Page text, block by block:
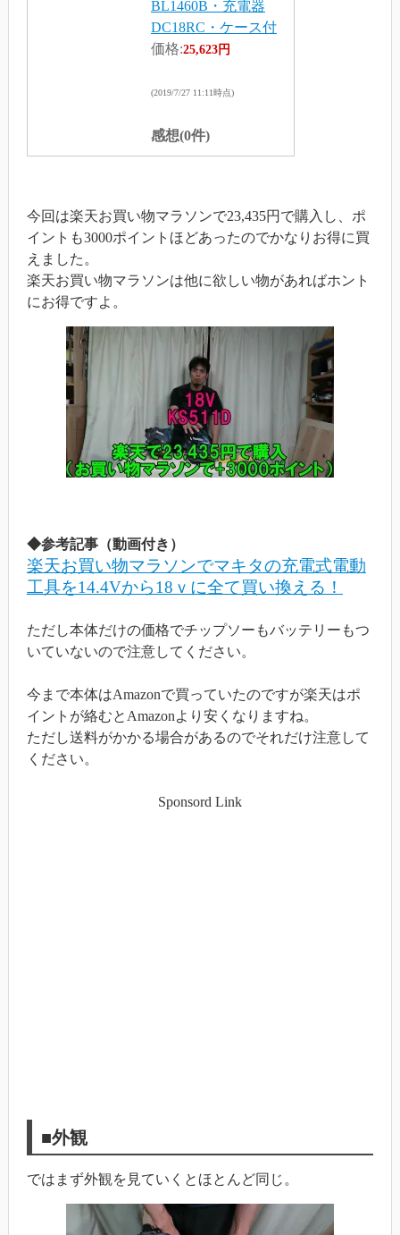
BL1460B・充電器
DC18RC・ケース付
価格:25,623円
(2019/7/27 11:11時点)
感想(0件)
今回は楽天お買い物マラソンで23,435円で購入し、ポ
イントも3000ポイントほどあったのでかなりお得に買
えました。
楽天お買い物マラソンは他に欲しい物があればホント
にお得ですよ。
◆参考記事（動画付き）
楽天お買い物マラソンでマキタの充電式電動
工具を14.4Vから18ｖに全て買い換える！
ただし本体だけの価格でチップソーもバッテリーもつ
いていないので注意してください。
今まで本体はAmazonで買っていたのですが楽天はポ
イントが絡むとAmazonより安くなりますね。
ただし送料がかかる場合があるのでそれだけ注意して
ください。
Sponsord Link
■外観
ではまず外観を見ていくとほとんど同じ。